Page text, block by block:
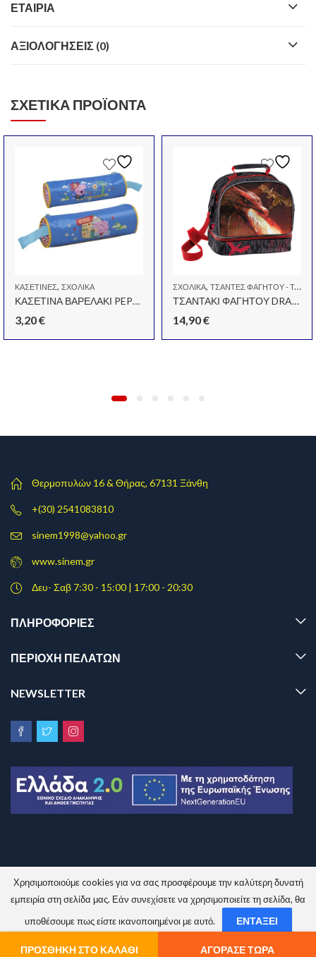
ΠΡΟΣΘΉΚΗ ΣΤΟ ΚΑΛΆΘΙ ΑΓΌΡΑΣΕ ΤΏΡΑ
ΕΤΑΙΡΊΑ
ΑΞΙΟΛΟΓΉΣΕΙΣ (0)
ΣΧΕΤΙΚΆ ΠΡΟΪΌΝΤΑ
ΚΑΣΕΤΊΝΕΣ, ΣΧΟΛΙΚΆ
ΚΑΣΕΤΙΝΑ ΒΑΡΕΛΑΚΙ PEPPA
3,20€
ΣΧΟΛΙΚΆ, ΤΣΆΝΤΕΣ ΦΑΓΗΤΟΎ - ΤΑΠΕΡ - ΦΑΓΗΤΟΔΟΧΕΊΑ
ΤΣΑΝΤΑΚΙ ΦΑΓΗΤΟΥ DRAGON
14,90€
Θερμοπυλών 16 & Θήρας, 67131 Ξάνθη
+(30) 2541083810
sinem1998@yahoo.gr
www.sinem.gr
Δευ- Σαβ 7:30 - 15:00 | 17:00 - 20:30
ΠΛΗΡΟΦΟΡΊΕΣ
ΠΕΡΙΟΧΗ ΠΕΛΑΤΩΝ
NEWSLETTER
Sinem.gr © 2026 All Rights Reserved.
Χρησιμοποιούμε cookies για να σας προσφέρουμε την καλύτερη δυνατή
εμπειρία στη σελίδα μας. Εάν συνεχίσετε να χρησιμοποιείτε τη σελίδα, θα
υποθέσουμε πως είστε ικανοποιημένοι με αυτό.
ΕΝΤΆΞΕΙ
ΌΧΙ ΠΟΛΙΤΙΚΉ ΑΠΟΡΡΉΤΟΥ